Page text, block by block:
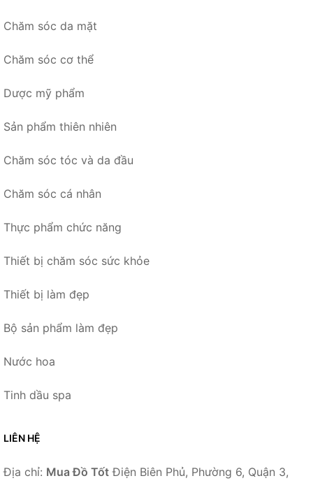
Chăm sóc da mặt
Chăm sóc cơ thể
Dược mỹ phẩm
Sản phẩm thiên nhiên
Chăm sóc tóc và da đầu
Chăm sóc cá nhân
Thực phẩm chức năng
Thiết bị chăm sóc sức khỏe
Thiết bị làm đẹp
Bộ sản phẩm làm đẹp
Nước hoa
Tinh dầu spa
LIÊN HỆ
Địa chỉ: Mua Đồ Tốt Điện Biên Phủ, Phường 6, Quận 3,